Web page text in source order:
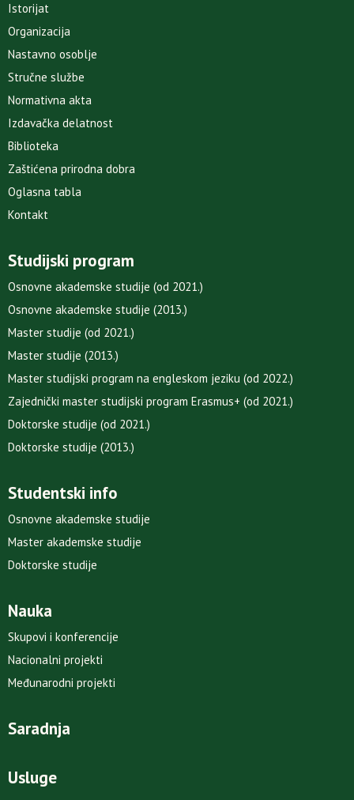
Istorijat
Organizacija
Nastavno osoblje
Stručne službe
Normativna akta
Izdavačka delatnost
Biblioteka
Zaštićena prirodna dobra
Oglasna tabla
Kontakt
Studijski program
Osnovne akademske studije (od 2021.)
Osnovne akademske studije (2013.)
Master studije (od 2021.)
Master studije (2013.)
Master studijski program na engleskom jeziku (od 2022.)
Zajednički master studijski program Erasmus+ (od 2021.)
Doktorske studije (od 2021.)
Doktorske studije (2013.)
Studentski info
Osnovne akademske studije
Master akademske studije
Doktorske studije
Nauka
Skupovi i konferencije
Nacionalni projekti
Međunarodni projekti
Saradnja
Usluge